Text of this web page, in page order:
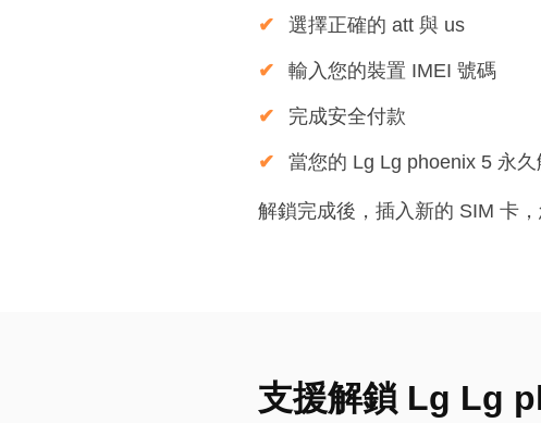
選擇正確的 att 與 us
輸入您的裝置 IMEI 號碼
完成安全付款
當您的 Lg Lg phoenix 5 永
解鎖完成後，插入新的 SIM 卡
支援解鎖 Lg Lg